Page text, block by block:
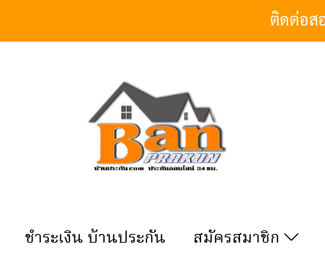
ติดต่อส
ชำระเงิน บ้านประกัน สมัครสมาชิก